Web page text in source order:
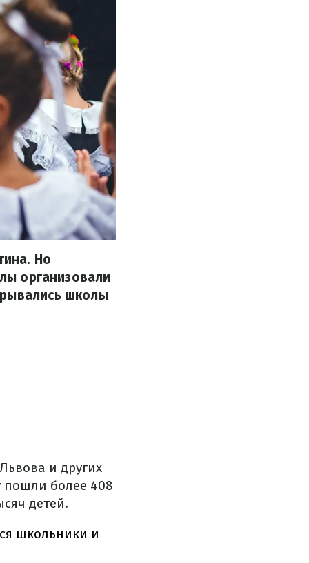
Но
организовали
школы
и других
пошли более 408
детей.
школьники и